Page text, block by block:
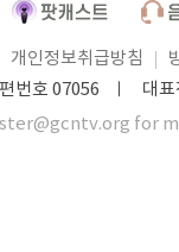
개인정보취급방침
편번호 07056 ㅣ 대
for